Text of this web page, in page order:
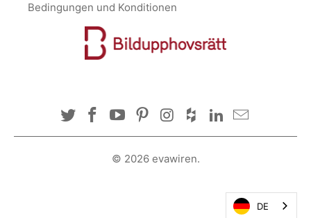
Bedingungen und Konditionen
© 2026 evawiren.
DE